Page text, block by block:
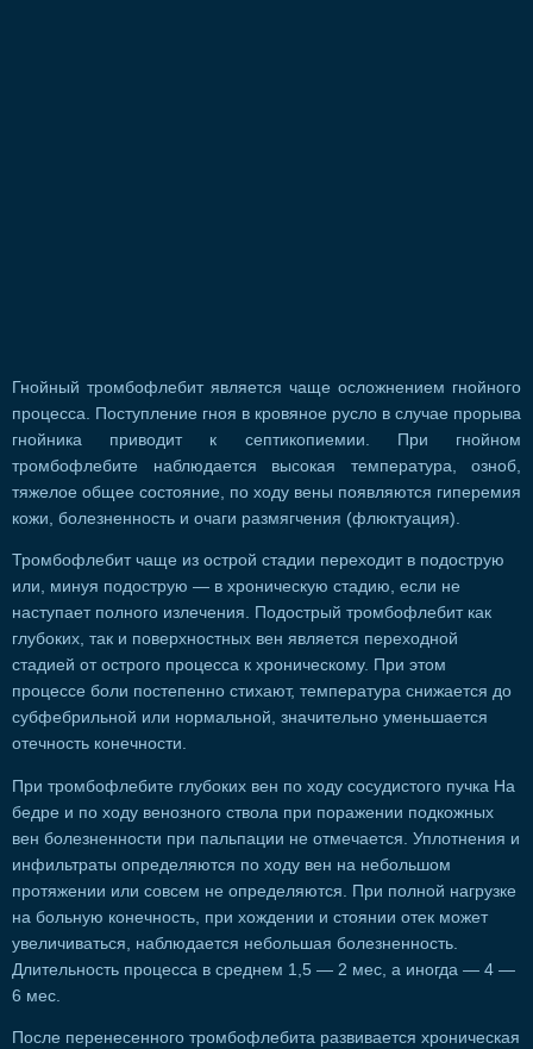
Гнойный тромбофлебит является чаще осложнением гнойного
процесса. Поступление гноя в кровяное русло в случае прорыва
гнойника приводит к септикопиемии. При гнойном
тромбофлебите наблюдается высокая температура, озноб,
тяжелое общее состояние, по ходу вены появляются гиперемия
кожи, болезненность и очаги размягчения (флюктуация).
Тромбофлебит чаще из острой стадии переходит в подострую
или, минуя подострую — в хроническую стадию, если не
наступает полного излечения. Подострый тромбофлебит как
глубоких, так и поверхностных вен является переходной
стадией от острого процесса к хроническому. При этом
процессе боли постепенно стихают, температура снижается до
субфебрильной или нормальной, значительно уменьшается
отечность конечности.
При тромбофлебите глубоких вен по ходу сосудистого пучка На
бедре и по ходу венозного ствола при поражении подкожных
вен болезненности при пальпации не отмечается. Уплотнения и
инфильтраты определяются по ходу вен на небольшом
протяжении или совсем не определяются. При полной нагрузке
на больную конечность, при хождении и стоянии отек может
увеличиваться, наблюдается небольшая болезненность.
Длительность процесса в среднем 1,5 — 2 мес, а иногда — 4 —
6 мес.
После перенесенного тромбофлебита развивается хроническая